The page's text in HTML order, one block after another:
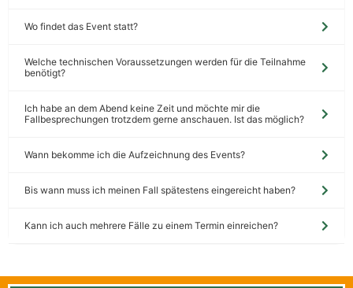
Wo findet das Event statt?
Welche technischen Voraussetzungen werden für die Teilnahme
benötigt?
Ich habe an dem Abend keine Zeit und möchte mir die
Fallbesprechungen trotzdem gerne anschauen. Ist das möglich?
Wann bekomme ich die Aufzeichnung des Events?
Bis wann muss ich meinen Fall spätestens eingereicht haben?
Kann ich auch mehrere Fälle zu einem Termin einreichen?